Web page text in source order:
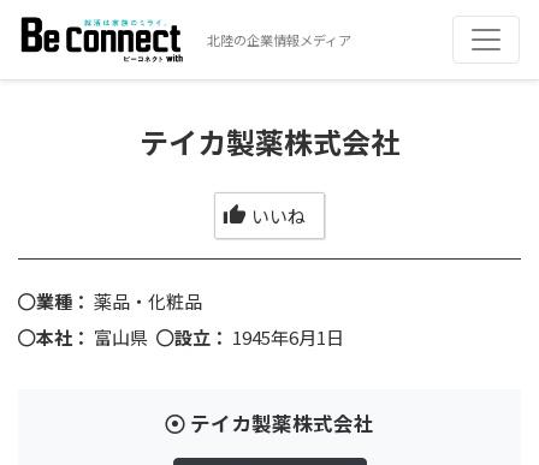
北陸の企業情報メディア
テイカ製薬株式会社
いいね
業種： 薬品・化粧品
本社： 富山県 設立： 1945年6月1日
テイカ製薬株式会社